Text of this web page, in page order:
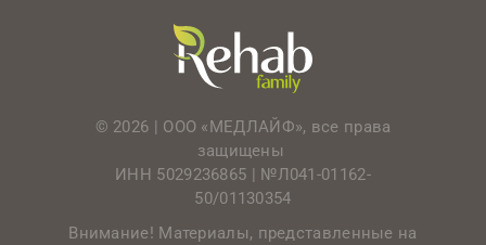
© 2026 | ООО «МЕДЛАЙФ», все права
защищены
ИНН 5029236865 | №Л041-01162-
50/01130354
Внимание! Материалы, представленные на